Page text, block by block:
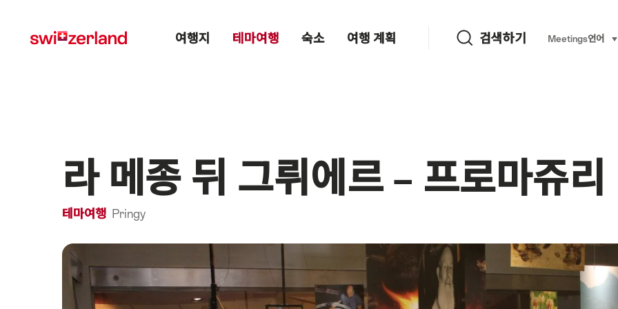
myswitzerland.com
여행지 테마여행 숙소 여행 계획 검색하기 Language,
Meetings언어
라 메종 뒤 그뤼에르 – 프로마쥬리
테마여행 Pringy